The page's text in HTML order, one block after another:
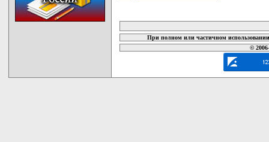
При полном или частичном
©